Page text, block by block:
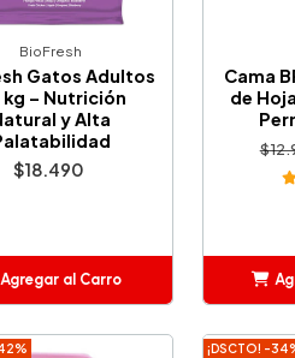
BioFresh
Gatos Adultos
kg – Nutrición
y Alta
$18.490
Agregar al Carro
Cama
de
¡DSCTO! -